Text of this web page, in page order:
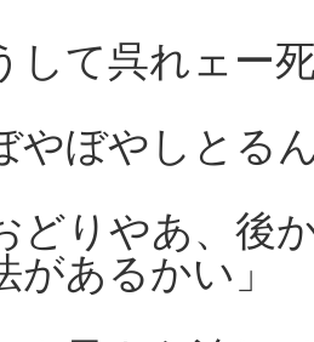
して呉れェー
やぼやしとる
どりやあ、後
があるかい」